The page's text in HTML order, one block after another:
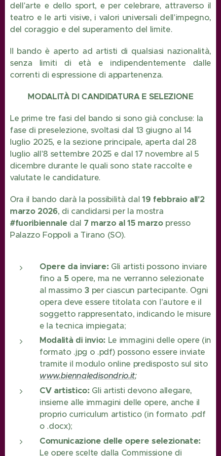
dell'arte e dello sport, e per celebrare, attraverso il
teatro e le arti visive, i valori universali dell'impegno,
del coraggio e del superamento del limite.
Il bando è aperto ad artisti di qualsiasi nazionalità,
senza limiti di età e indipendentemente dalle
correnti di espressione di appartenenza.
MODALITÀ DI CANDIDATURA E SELEZIONE
Le prime tre fasi del bando si sono già concluse: la
fase di preselezione, svoltasi dal 13 giugno al 14
luglio 2025, e la sezione principale, aperta dal 28
luglio all'8 settembre 2025 e dal 17 novembre al 5
dicembre durante le quali sono state raccolte e
valutate le candidature.
Ora il bando darà la possibilità dal 19 febbraio all'2
marzo 2026, di candidarsi per la mostra
#fuoribiennale dal 7 marzo al 15 marzo presso
Palazzo Foppoli a Tirano (SO).
Opere da inviare: Gli artisti possono inviare
fino a 5 opere, ma ne verranno selezionate
al massimo 3 per ciascun partecipante. Ogni
opera deve essere titolata con l'autore e il
soggetto rappresentato, indicando le misure
e la tecnica impiegata;
Modalità di invio: Le immagini delle opere (in
formato .jpg o .pdf) possono essere inviate
tramite il modulo online predisposto sul sito
www.biennaledisondrio.it;
CV artistico: Gli artisti devono allegare,
insieme alle immagini delle opere, anche il
proprio curriculum artistico (in formato .pdf
o .docx);
Comunicazione delle opere selezionate:
Le opere scelte dalla Commissione di